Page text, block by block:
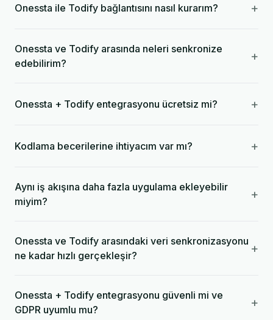
Onessta ile Todify bağlantısını nasıl kurarım? +
Onessta ve Todify arasında neleri senkronize
edebilirim?
+
Onessta + Todify entegrasyonu ücretsiz mi? +
Kodlama becerilerine ihtiyacım var mı? +
Aynı iş akışına daha fazla uygulama ekleyebilir
miyim?
+
Onessta ve Todify arasındaki veri senkronizasyonu
ne kadar hızlı gerçekleşir?
+
Onessta + Todify entegrasyonu güvenli mi ve
GDPR uyumlu mu?
+